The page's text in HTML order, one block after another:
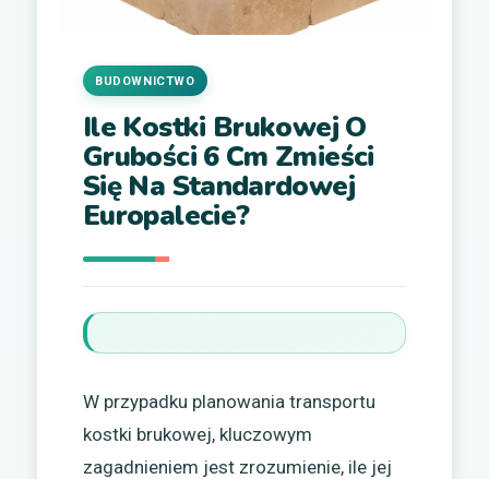
Ile Kostki Brukowej O
Grubości 6 Cm Zmieści
Się Na Standardowej
Europalecie?
BUDOWNICTWO
W przypadku planowania transportu
kostki brukowej, kluczowym
zagadnieniem jest zrozumienie, ile jej